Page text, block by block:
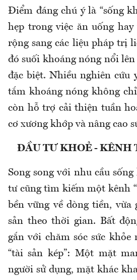
Điểm đáng chú ý là “sống
hẹp trong việc ăn uống
rộng sang các liệu pháp trị
đó suối khoáng nóng nổi
đặc biệt. Nhiều nghiên cứu
tắm khoáng nóng không
còn hỗ trợ cải thiện tuần
cơ xương khớp và nâng cao
ĐẦU TƯ KHOẺ - KÊNH
Song song với nhu cầu
tư cũng tìm kiếm một kênh
bền vững về dòng tiền,
sản theo thời gian. Bất
gắn với chăm sóc sức
“tài sản kép”: Một mặt
người sử dụng, mặt khác